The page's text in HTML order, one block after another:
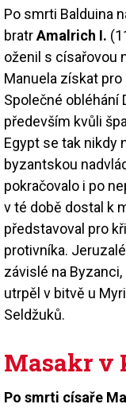
Po smrti Balduina
bratrAmalrich I.
oženil s císařovou
Manuela získat
Společné obléhání
především kvůli
Egypt se tak nikdy
byzantskou
pokračovalo i po
v té době dostal k
představoval pro
protivníka.
závislé na
utrpěl v bitvě u
Seldžuků.
Masakr v
Po smrti císaře